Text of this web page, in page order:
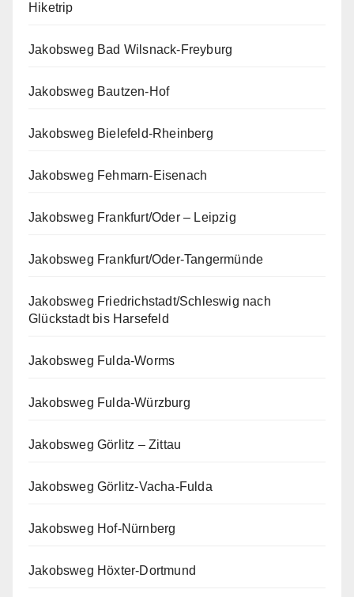
Hiketrip
Jakobsweg Bad Wilsnack-Freyburg
Jakobsweg Bautzen-Hof
Jakobsweg Bielefeld-Rheinberg
Jakobsweg Fehmarn-Eisenach
Jakobsweg Frankfurt/Oder – Leipzig
Jakobsweg Frankfurt/Oder-Tangermünde
Jakobsweg Friedrichstadt/Schleswig nach
Glückstadt bis Harsefeld
Jakobsweg Fulda-Worms
Jakobsweg Fulda-Würzburg
Jakobsweg Görlitz – Zittau
Jakobsweg Görlitz-Vacha-Fulda
Jakobsweg Hof-Nürnberg
Jakobsweg Höxter-Dortmund